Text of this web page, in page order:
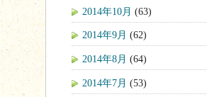
2014年10月 (63)
2014年9月 (62)
2014年8月 (64)
2014年7月 (53)